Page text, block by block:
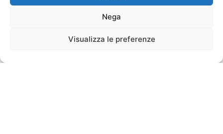
Nega
Visualizza le preferenze